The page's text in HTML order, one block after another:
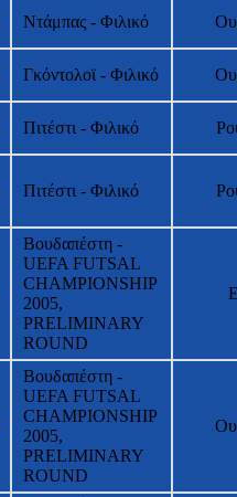
Ντάμπας - Φιλικό
Γκόντολοϊ - Φιλικό
Πιτέστι - Φιλικό
Πιτέστι - Φιλικό
Βουδαπέστη -
UEFA FUTSAL
CHAMPIONSHIP
2005,
PRELIMINARY
ROUND
Βουδαπέστη -
UEFA FUTSAL
CHAMPIONSHIP
2005,
PRELIMINARY
ROUND